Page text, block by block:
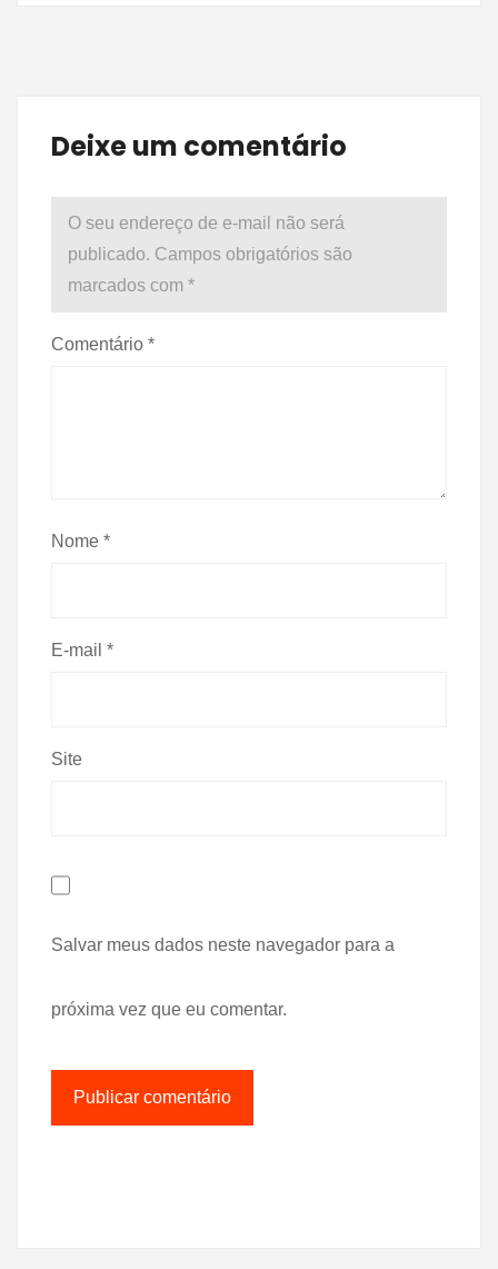
Deixe um comentário
O seu endereço de e-mail não será
publicado. Campos obrigatórios são
marcados com *
Comentário *
Nome *
E-mail *
Site
Salvar meus dados neste navegador para a
próxima vez que eu comentar.